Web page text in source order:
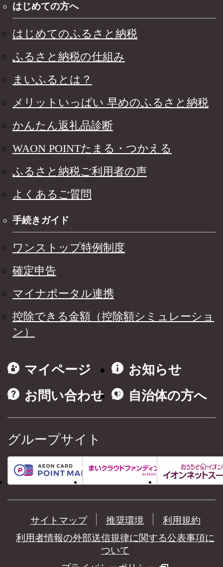
はじめての方へ
はじめてのふるさと納税
ふるさと納税の仕組み
まいふるとは？
メリットいっぱい 早めのふるさと納税
かんたん返礼品診断
WAON POINTたまる・つかえる
ふるさと納税ご利用者の声
よくあるご質問
手続きガイド
ワンストップ特例制度
確定申告
マイナポータル連携
控除できる金額（控除額シミュレーショ
ン）
マイページ
お知らせ
お問い合わせ
自治体の方へ
グループサイト
サイトマップ 推奨環境
利用規約
利用者情報の外部送信規律に関する公表事項に
ついて